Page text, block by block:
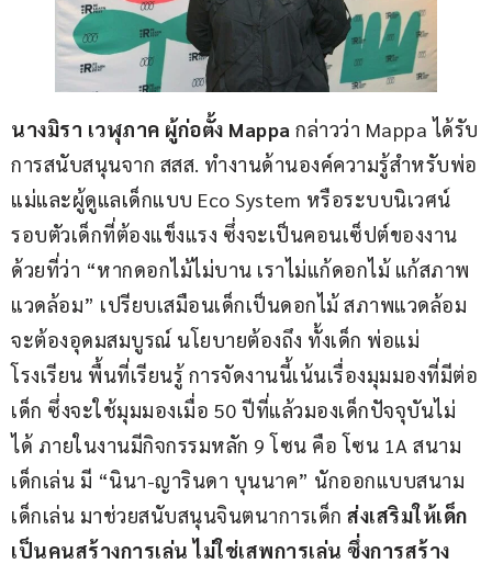
นางมิรา เวฬุภาค ผู้ก่อตั้ง Mappa กล่าวว่า Mappa ได้รับ
การสนับสนุนจาก สสส. ทำงานด้านองค์ความรู้สำหรับพ่อ
แม่และผู้ดูแลเด็กแบบ Eco System หรือระบบนิเวศน์
รอบตัวเด็กที่ต้องแข็งแรง ซึ่งจะเป็นคอนเซ็ปต์ของงาน
ด้วยที่ว่า “หากดอกไม้ไม่บาน เราไม่แก้ดอกไม้ แก้สภาพ
แวดล้อม” เปรียบเสมือนเด็กเป็นดอกไม้ สภาพแวดล้อม
จะต้องอุดมสมบูรณ์ นโยบายต้องถึง ทั้งเด็ก พ่อแม่
โรงเรียน พื้นที่เรียนรู้ การจัดงานนี้เน้นเรื่องมุมมองที่มีต่อ
เด็ก ซึ่งจะใช้มุมมองเมื่อ 50 ปีที่แล้วมองเด็กปัจจุบันไม่
ได้ ภายในงานมีกิจกรรมหลัก 9 โซน คือ โซน 1A สนาม
เด็กเล่น มี “นินา-ญารินดา บุนนาค” นักออกแบบสนาม
เด็กเล่น มาช่วยสนับสนุนจินตนาการเด็ก ส่งเสริมให้เด็ก
เป็นคนสร้างการเล่น ไม่ใช่เสพการเล่น ซึ่งการสร้าง